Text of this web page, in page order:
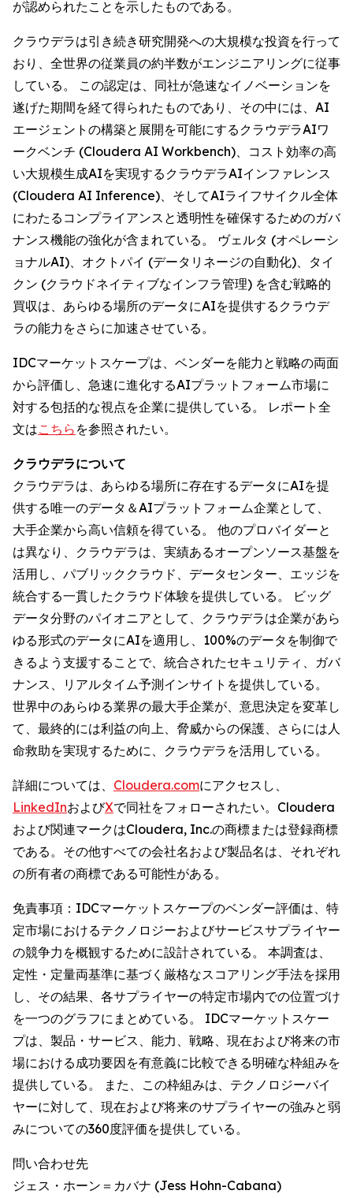
が認められたことを示したものである。
クラウデラは引き続き研究開発への大規模な投資を行って
おり、全世界の従業員の約半数がエンジニアリングに従事
している。 この認定は、同社が急速なイノベーションを
遂げた期間を経て得られたものであり、その中には、AI
エージェントの構築と展開を可能にするクラウデラAIワ
ークベンチ (Cloudera AI Workbench)、コスト効率の高
い大規模生成AIを実現するクラウデラAIインファレンス
(Cloudera AI Inference)、そしてAIライフサイクル全体
にわたるコンプライアンスと透明性を確保するためのガバ
ナンス機能の強化が含まれている。 ヴェルタ (オペレーシ
ョナルAI)、オクトパイ (データリネージの自動化)、タイ
クン (クラウドネイティブなインフラ管理) を含む戦略的
買収は、あらゆる場所のデータにAIを提供するクラウデ
ラの能力をさらに加速させている。
IDCマーケットスケープは、ベンダーを能力と戦略の両面
から評価し、急速に進化するAIプラットフォーム市場に
対する包括的な視点を企業に提供している。 レポート全
文はこちら を参照されたい。
クラウデラについて
クラウデラは、あらゆる場所に存在するデータにAIを提
供する唯一のデータ＆AIプラットフォーム企業として、
大手企業から高い信頼を得ている。 他のプロバイダーと
は異なり、クラウデラは、実績あるオープンソース基盤を
活用し、パブリッククラウド、データセンター、エッジを
統合する一貫したクラウド体験を提供している。 ビッグ
データ分野のパイオニアとして、クラウデラは企業があら
ゆる形式のデータにAIを適用し、100%のデータを制御で
きるよう支援することで、統合されたセキュリティ、ガバ
ナンス、リアルタイム予測インサイトを提供している。
世界中のあらゆる業界の最大手企業が、意思決定を変革し
て、最終的には利益の向上、脅威からの保護、さらには人
命救助を実現するために、クラウデラを活用している。
詳細については、 Cloudera.comにアクセスし、
LinkedInおよびXで同社をフォローされたい。Cloudera
および関連マークはCloudera, Inc.の商標または登録商標
である。その他すべての会社名および製品名は、それぞれ
の所有者の商標である可能性がある。
免責事項：IDCマーケットスケープのベンダー評価は、特
定市場におけるテクノロジーおよびサービスサプライヤー
の競争力を概観するために設計されている。 本調査は、
定性・定量両基準に基づく厳格なスコアリング手法を採用
し、その結果、各サプライヤーの特定市場内での位置づけ
を一つのグラフにまとめている。 IDCマーケットスケー
プは、製品・サービス、能力、戦略、現在および将来の市
場における成功要因を有意義に比較できる明確な枠組みを
提供している。 また、この枠組みは、テクノロジーバイ
ヤーに対して、現在および将来のサプライヤーの強みと弱
みについての360度評価を提供している。
問い合わせ先
ジェス・ホーン＝カバナ (Jess Hohn-Cabana)